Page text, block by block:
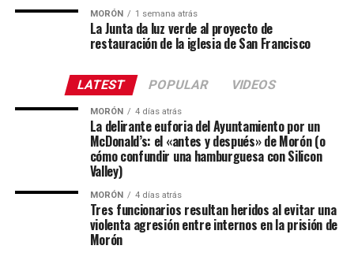
MORÓN 1 semana atrás
La Junta da luz verde al proyecto de
restauración de la iglesia de San Francisco
LATEST POPULAR VIDEOS
MORÓN 4 días atrás
La delirante euforia del Ayuntamiento por un
McDonald’s: el «antes y después» de Morón (o
cómo confundir una hamburguesa con Silicon
Valley)
MORÓN 4 días atrás
Tres funcionarios resultan heridos al evitar una
violenta agresión entre internos en la prisión de
Morón